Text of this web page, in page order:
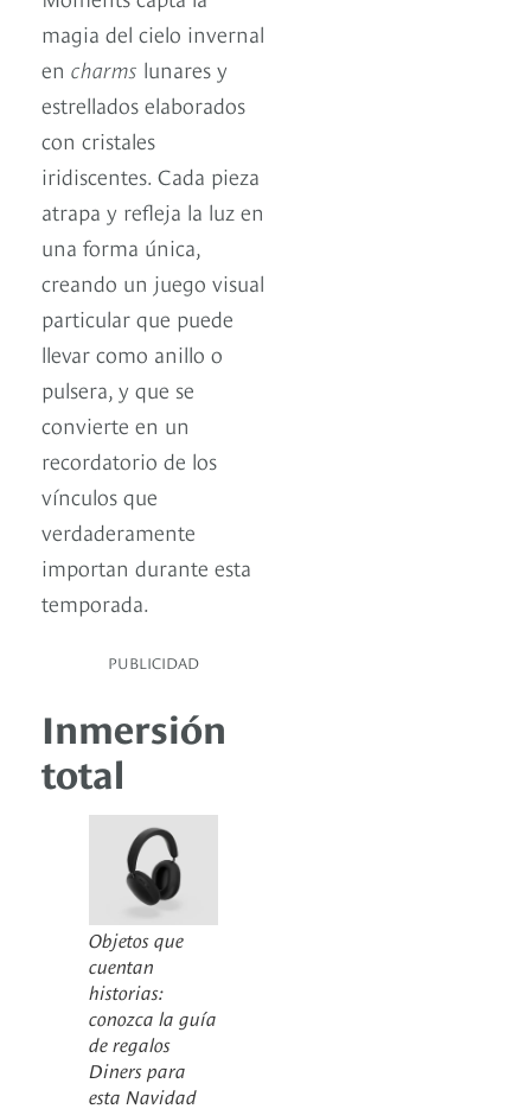
magia del cielo invernal
en charms lunares y
estrellados elaborados
con cristales
iridiscentes. Cada pieza
atrapa y refleja la luz en
una forma única,
creando un juego visual
particular que puede
llevar como anillo o
pulsera, y que se
convierte en un
recordatorio de los
vínculos que
verdaderamente
importan durante esta
temporada.
PUBLICIDAD
Inmersión
total
Objetos que
cuentan
historias:
conozca la guía
de regalos
Diners para
esta Navidad